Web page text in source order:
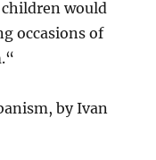
would
occasions of
by Ivan